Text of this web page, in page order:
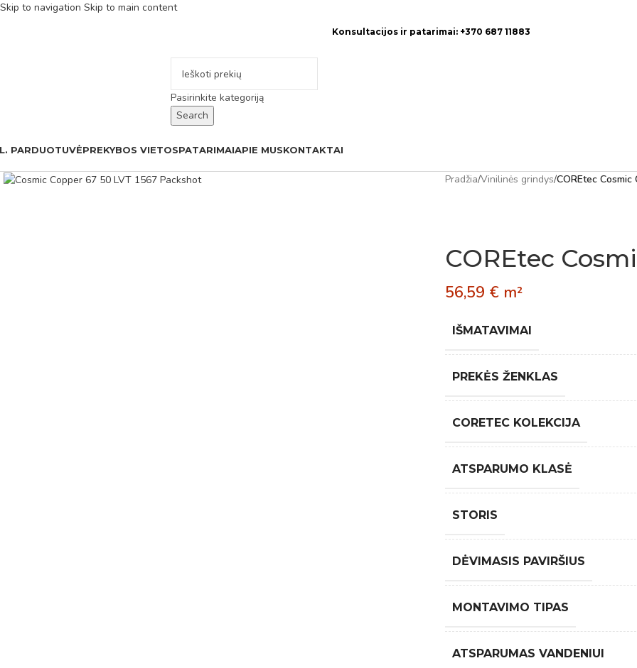
Skip to navigation Skip to main content
Konsultacijos ir patarimai: +370 687 11883
Pasirinkite kategoriją
Search
PARDUOTUVĖPREKYBOS VIETOSPATARIMAIAPIE MUSKONTAKTAI
Pradžia/Vinilinės grindys/COREtec Cosmic
COREtec
56,59 € m²
IŠMATAVIMAI
PREKĖS ŽENKLAS
CORETEC KOLEKCIJA
ATSPARUMO KLASĖ
STORIS
DĖVIMASIS PAVIRŠIUS
MONTAVIMO TIPAS
ATSPARUMAS VANDENIUI